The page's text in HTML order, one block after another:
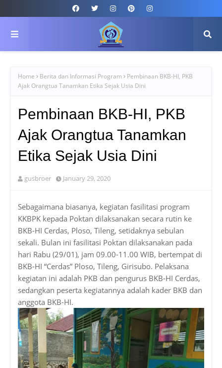
Home Berita dan Informasi Program
Pembinaan BKB-HI, PKB
Ajak Orangtua Tanamkan Etika Sejak Usia Dini
Pembinaan BKB-HI, PKB
Ajak Orangtua Tanamkan
Etika Sejak Usia Dini
gusbroer January 29, 2020
Sebagaimana biasanya, kegiatan fasilitasi program
KKBPK kepada Poktan dilaksanakan secara rutin ke
BKB-HI Cerdas, Ploso, Tileng, setidaknya sebulan
sekali. Bulan ini fasilitasi Poktan dilaksanakan pada
hari Rabu (29/01), jam 09.00-11.00 WIB, bertempat di
BKB-HI “Cerdas” Ploso, Tileng, Girisubo. Pelaksana
kegiatan ini adalah PKB dan pengurus BKB-HI Cerdas,
sedangkan peserta kegiatannya adalah kader BKB dan
anggota BKB-HI.